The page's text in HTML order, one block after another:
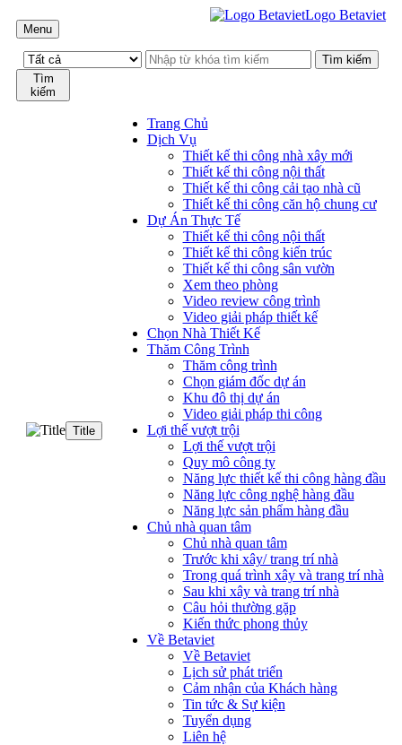
Menu
Logo Betaviet
Tìm
kiếm
Title
Trang Chủ
Dịch Vụ
Thiết kế thi công nhà xây mới
Thiết kế thi công nội thất
Thiết kế thi công cải tạo nhà cũ
Thiết kế thi công căn hộ chung cư
Dự Án Thực Tế
Thiết kế thi công nội thất
Thiết kế thi công kiến trúc
Thiết kế thi công sân vườn
Xem theo phòng
Video review công trình
Video giải pháp thiết kế
Chọn Nhà Thiết Kế
Thăm Công Trình
Thăm công trình
Chọn giám đốc dự án
Khu đô thị dự án
Video giải pháp thi công
Lợi thế vượt trội
Lợi thế vượt trội
Quy mô công ty
Năng lực thiết kế thi công hàng đầu
Năng lực công nghệ hàng đầu
Năng lực sản phẩm hàng đầu
Chủ nhà quan tâm
Chủ nhà quan tâm
Trước khi xây/ trang trí nhà
Trong quá trình xây và trang trí nhà
Sau khi xây và trang trí nhà
Câu hỏi thường gặp
Kiến thức phong thủy
Về Betaviet
Về Betaviet
Lịch sử phát triển
Cảm nhận của Khách hàng
Tin tức & Sự kiện
Tuyển dụng
Liên hệ